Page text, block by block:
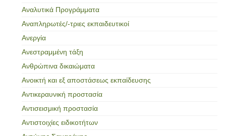
Αναλυτικά Προγράμματα
Αναπληρωτές/-τριες εκπαιδευτικοί
Ανεργία
Ανεστραμμένη τάξη
Ανθρώπινα δικαιώματα
Ανοικτή και εξ αποστάσεως εκπαίδευσης
Αντικεραυνική προστασία
Αντισεισμική προστασία
Αντιστοιχίες ειδικοτήτων